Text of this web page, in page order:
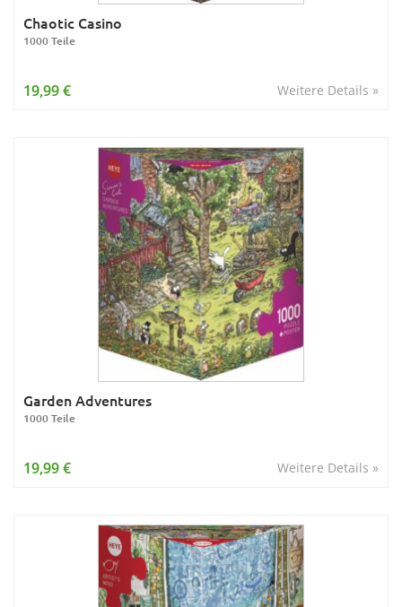
Chaotic Casino
1000 Teile
Weitere Details »
19,99 €
Garden Adventures
1000 Teile
Weitere Details »
19,99 €